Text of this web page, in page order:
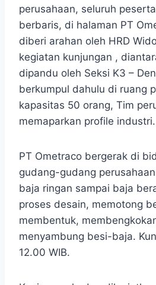
perusahaan, seluruh
berbaris, di halaman PT
diberi arahan oleh HRD
kegiatan kunjungan ,
dipandu oleh Seksi K3 –
berkumpul dahulu di ruang
kapasitas 50 orang, Tim
memaparkan profile industri.
PT Ometraco bergerak di
gudang-gudang
baja ringan sampai baja
proses desain, memotong
membentuk,
menyambung besi-baja.
12.00 WIB.